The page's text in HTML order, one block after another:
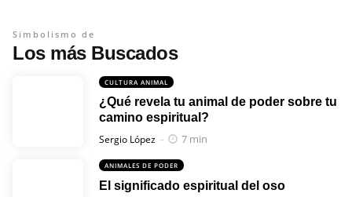
Los más Buscados
Simbolismo de
CULTURA ANIMAL
¿Qué revela tu animal de poder sobre tu
camino espiritual?
Posted
Sergio López 7 min
ANIMALES DE PODER
El significado espiritual del oso